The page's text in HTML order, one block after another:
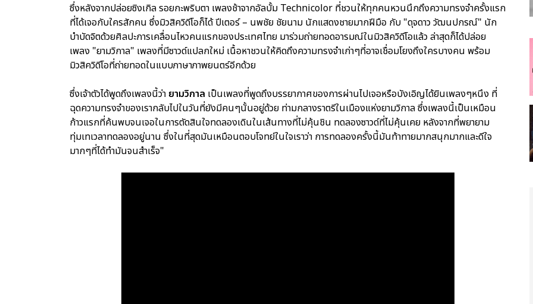
ซึ่งหลังจากปล่อยซิงเกิล รอยกะพริบตา เพลงช้าจากอัลบั้ม Technicolor ที่ชวนให้ทุกคนหวนนึกถึงความทรงจำครั้งแรก
ที่ได้เจอกับใครสักคน ซึ่งมิวสิควิดีโอก็ได้ ปีเตอร์ – นพชัย ชัยนาม นักแสดงชายมากฝีมือ กับ "ดุจดาว วัฒนปกรณ์" นัก
บำบัดจิตด้วยศิลปะการเคลื่อนไหวคนแรกของประเทศไทย มาร่วมถ่ายทอดอารมณ์ในมิวสิควิดีโอแล้ว ล่าสุดก็ได้ปล่อย
เพลง "ยามวิกาล" เพลงที่มีซาวด์แปลกใหม่ เนื้อหาชวนให้คิดถึงความทรงจำเก่าๆที่อาจเชื่อมโยงถึงใครบางคน พร้อม
มิวสิควิดีโอที่ถ่ายทอดในแบบภาษาภาพยนตร์อีกด้วย
ซึ่งเจ้าตัวได้พูดถึงเพลงนี้ว่า ยามวิกาล เป็นเพลงที่พูดถึงบรรยากาศของการผ่านไปเจอหรือบังเอิญได้ยินเพลงๆหนึง ที่
ฉุดความทรงจำของเรากลับไปในวันที่ยังมีคนๆนั้นอยู่ด้วย ท่ามกลางราตรีในเมืองแห่งยามวิกาล ซึ่งเพลงนี้เป็นเหมือน
ก้าวแรกที่ค้นพบจนเจอในการตัดสินใจทดลองเดินในเส้นทางที่ไม่คุ้นชิน ทดลองซาวด์ที่ไม่คุ้นเคย หลังจากที่พยายาม
ทุ่มเทเวลาทดลองอยู่นาน ซึ่งในที่สุดมันเหมือนตอบโจทย์ในใจเราว่า การทดลองครั้งนี้มันท้าทายมากสนุกมากและดีใจ
มากๆที่ได้ทำมันจนสำเร็จ"